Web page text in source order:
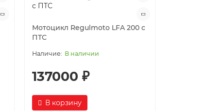
Мотоцикл Regulmoto LFA 200 с
ПТС
В наличии
137000 ₽
В корзину